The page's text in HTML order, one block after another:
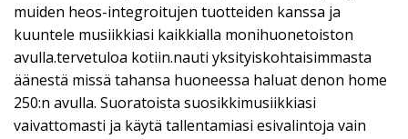
muiden heos-integroitujen tuotteiden kanssa ja
kuuntele musiikkiasi kaikkialla monihuonetoiston
avulla.tervetuloa kotiin.nauti yksityiskohtaisimmasta
äänestä missä tahansa huoneessa haluat denon home
250:n avulla. Suoratoista suosikkimusiikkiasi
vaivattomasti ja käytä tallentamiasi esivalintoja vain